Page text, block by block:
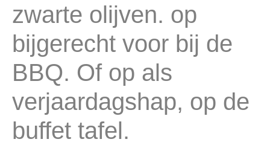
zwarte olijven. op
bijgerecht voor bij de
BBQ. Of op als
verjaardagshap, op de
buffet tafel.